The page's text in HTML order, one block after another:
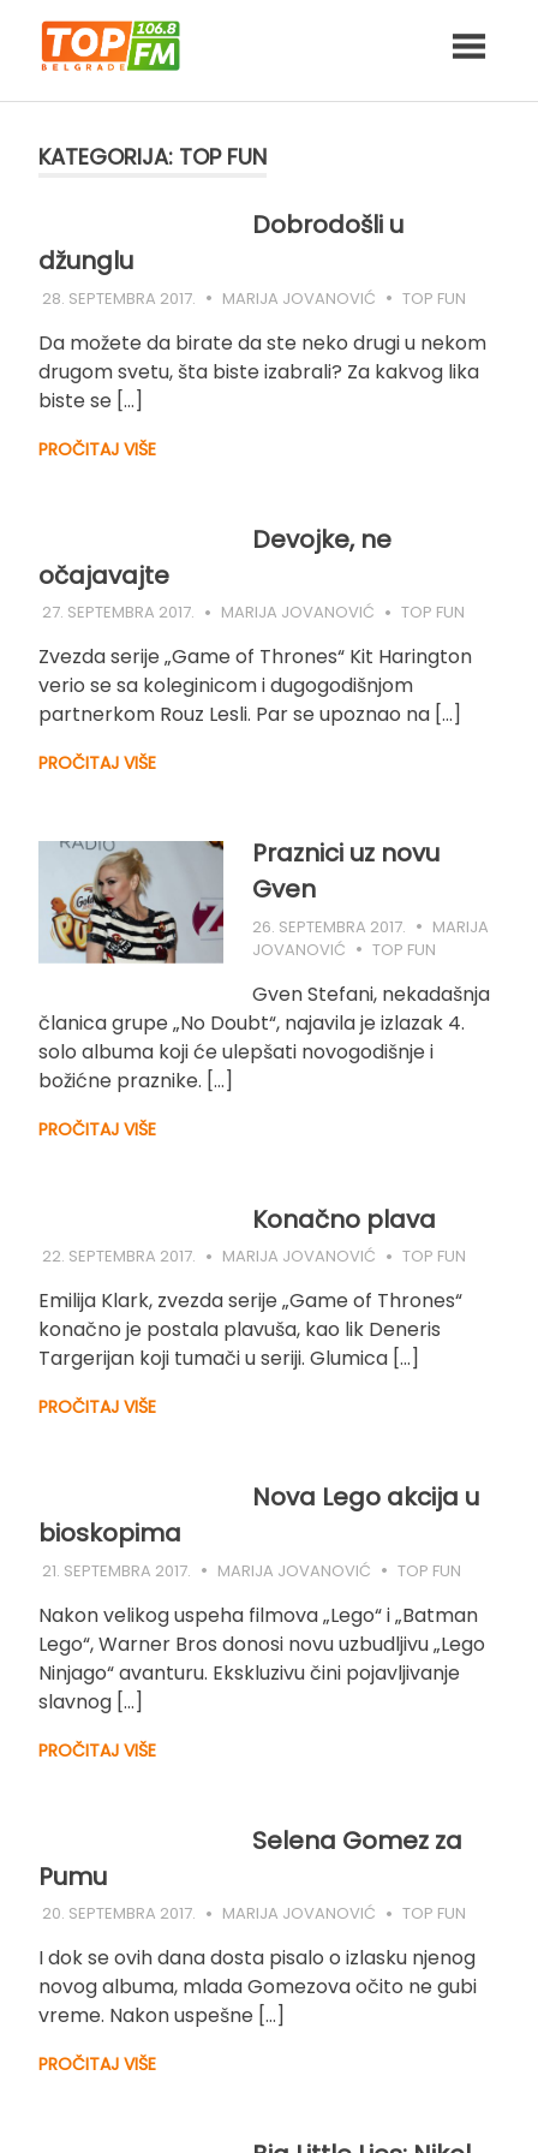
content
KATEGORIJA: TOP FUN
Dobrodošli u
džunglu
28. SEPTEMBRA 2017. MARIJA JOVANOVIĆ TOP FUN
Da možete da birate da ste neko drugi u nekom
drugom svetu, šta biste izabrali? Za kakvog lika
biste se […]
PROČITAJ VIŠE
Devojke, ne
očajavajte
27. SEPTEMBRA 2017. MARIJA JOVANOVIĆ TOP FUN
Zvezda serije „Game of Thrones“ Kit Harington
verio se sa koleginicom i dugogodišnjom
partnerkom Rouz Lesli. Par se upoznao na […]
PROČITAJ VIŠE
Praznici uz novu
Gven
26. SEPTEMBRA 2017.
MARIJA
JOVANOVIĆ
TOP FUN
Gven Stefani, nekadašnja
članica grupe „No Doubt“, najavila je izlazak 4.
solo albuma koji će ulepšati novogodišnje i
božićne praznike. […]
PROČITAJ VIŠE
Konačno plava
22. SEPTEMBRA 2017. MARIJA JOVANOVIĆ TOP FUN
Emilija Klark, zvezda serije „Game of Thrones“
konačno je postala plavuša, kao lik Deneris
Targerijan koji tumači u seriji. Glumica […]
PROČITAJ VIŠE
Nova Lego akcija u
bioskopima
21. SEPTEMBRA 2017. MARIJA JOVANOVIĆ TOP FUN
Nakon velikog uspeha filmova „Lego“ i „Batman
Lego“, Warner Bros donosi novu uzbudljivu „Lego
Ninjago“ avanturu. Ekskluzivu čini pojavljivanje
slavnog […]
PROČITAJ VIŠE
Selena Gomez za
Pumu
20. SEPTEMBRA 2017. MARIJA JOVANOVIĆ TOP FUN
I dok se ovih dana dosta pisalo o izlasku njenog
novog albuma, mlada Gomezova očito ne gubi
vreme. Nakon uspešne […]
PROČITAJ VIŠE